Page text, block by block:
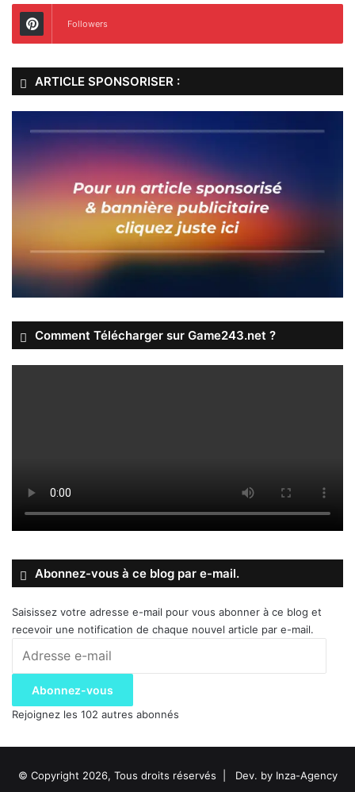
Followers
ARTICLE SPONSORISER :
Comment Télécharger sur Game243.net ?
Abonnez-vous à ce blog par e-mail.
Saisissez votre adresse e-mail pour vous abonner à ce blog et
recevoir une notification de chaque nouvel article par e-mail.
Abonnez-vous
Rejoignez les 102 autres abonnés
© Copyright 2026, Tous droits réservés | Dev. by Inza-Agency